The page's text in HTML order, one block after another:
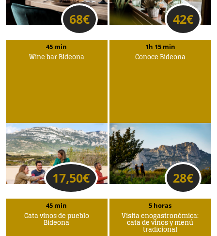
68€ 42€
45 min
Wine bar Bideona
17,50€
1h 15 min
Conoce Bideona
28€
45 min
Cata vinos de pueblo
Bideona
5 horas
Visita enogastronómica:
cata de vinos y menú
tradicional